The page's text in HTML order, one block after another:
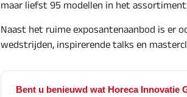
maar liefst 95 modellen in het
Naast het ruime exposantenaanbod is er
wedstrijden, inspirerende talks en
Bent u benieuwd wat Horeca Innovatie